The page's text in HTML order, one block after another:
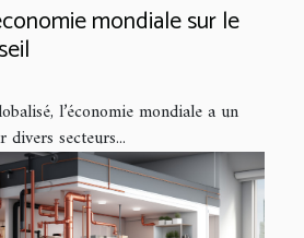
mondiale sur le
l’économie mondiale a un
secteurs...